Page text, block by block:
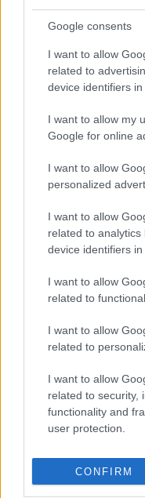
Google consents
I want to allow
related to
device identifiers in
I want to allow my
Google for online
I want to allow
personalized
I want to allow
related to
device identifiers in
I want to allow
related to
I want to allow
related to
I want to allow
related to security,
functionality and
user protection.
CONFIRM
Címkék:leves borsó
laktózmentes vegán
Tepsis